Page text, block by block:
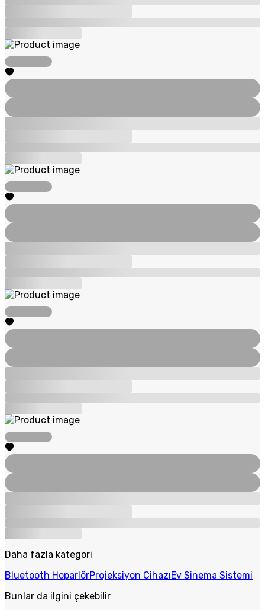
Daha fazla kategori
Bluetooth HoparlörProjeksiyon CihazıEv Sinema Sistemi
Bunlar da ilgini çekebilir